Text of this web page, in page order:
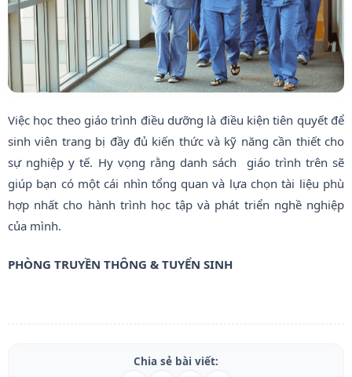
Việc học theo giáo trình điều dưỡng là điều kiện tiên quyết để
sinh viên trang bị đầy đủ kiến thức và kỹ năng cần thiết cho
sự nghiệp y tế. Hy vọng rằng danh sách giáo trình trên sẽ
giúp bạn có một cái nhìn tổng quan và lựa chọn tài liệu phù
hợp nhất cho hành trình học tập và phát triển nghề nghiệp
của mình.
PHÒNG TRUYỀN THÔNG & TUYỂN SINH
Chia sẻ bài viết: